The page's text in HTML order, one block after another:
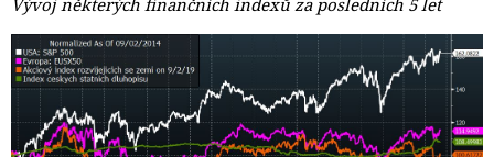
Vývoj některých finančních indexů za posledních 5 let